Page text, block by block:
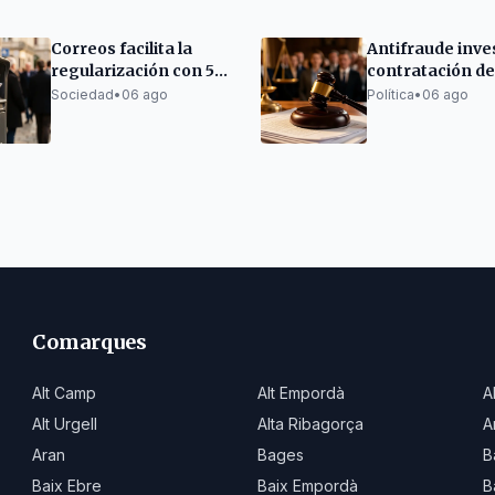
Correos facilita la
regularización con 53
oficinas en Cataluña
Sociedad• 06 ago
Antifraude
contratación de
de la alcaldesa
Política• 06 ago
Comarques
Alt Camp Alt Empordà
Alt Urgell
Alta Ribagorça
Aran
Bages
Baix Ebre
Baix Empordà